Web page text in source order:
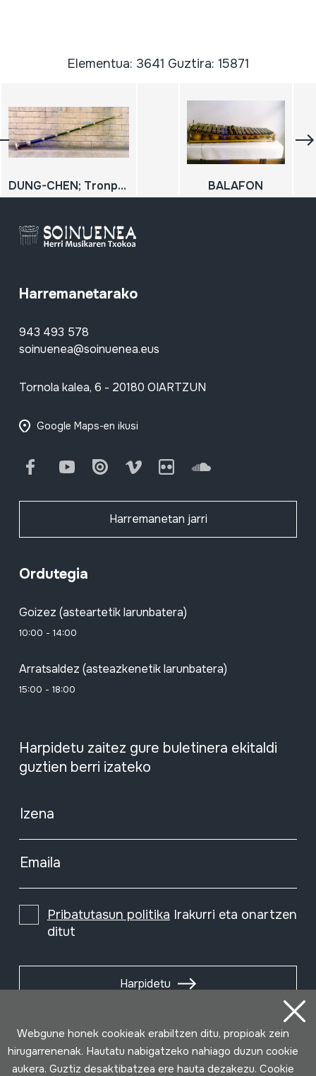
Elementua: 3641 Guztira: 15871
DUNG-CHEN; Tronpa tibetarra BALAFON
Harremanetarako
943 493 578
soinuenea@soinuenea.eus
Tornola kalea, 6 - 20180 OIARTZUN
Google Maps-en ikusi
FacebookYoutube Issuu Vimeo Flickr SoundCloud
Harremanetan jarri
Ordutegia
Goizez (asteartetik larunbatera)
10:00 - 14:00
Arratsaldez (asteazkenetik larunbatera)
15:00 - 18:00
Harpidetu zaitez gure buletinera ekitaldi
guztien berri izateko
Izena
Emaila
Pribatutasun politika Irakurri eta onartzen
ditut
Harpidetu
Webgune honek cookieak erabiltzen ditu, propioak zein
hirugarrenenak. Hautatu nabigatzeko nahiago duzun cookie
aukera. Guztiz desaktibatzea ere hauta dezakezu. Cookie